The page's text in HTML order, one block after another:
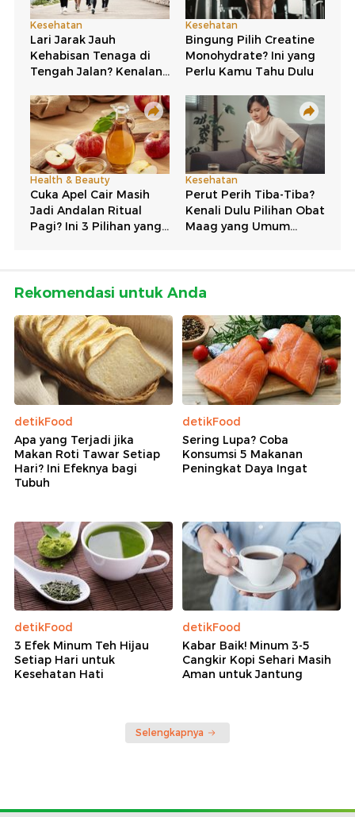
Rekomendasi untuk Anda
detikFood
Apa yang Terjadi jika
Makan Roti Tawar Setiap
Hari? Ini Efeknya bagi
Tubuh
detikFood
Sering Lupa? Coba
Konsumsi 5 Makanan
Peningkat Daya Ingat
detikFood
3 Efek Minum Teh Hijau
Setiap Hari untuk
Kesehatan Hati
detikFood
Kabar Baik! Minum 3-5
Cangkir Kopi Sehari Masih
Aman untuk Jantung
Selengkapnya